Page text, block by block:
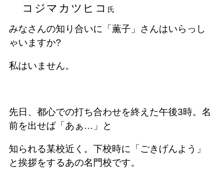
コジマカツヒコ 氏
みなさんの知り合いに「薫子」さんはいらっし
ゃいますか?
私はいません。
先日、都心での打ち合わせを終えた午後3時。名
前を出せば「あぁ…」と
知られる某校近く。下校時に「ごきげんよう」
と挨拶をするあの名門校です。